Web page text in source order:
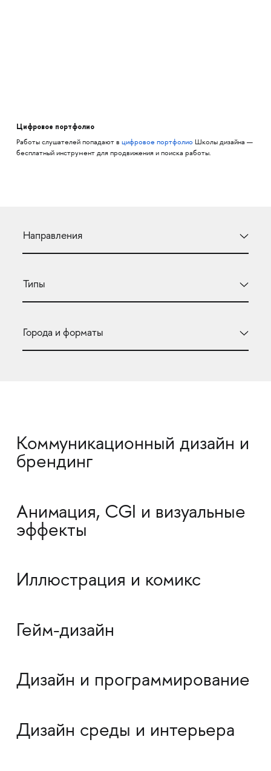
Цифровое портфолио
Работы слушателей попадают в цифровое портфолио Школы дизайна —
бесплатный инструмент для продвижения и поиска работы.
Коммуникационный дизайн и
брендинг
Анимация, CGI и визуальные
эффекты
Иллюстрация и комикс
Гейм-дизайн
Дизайн и программирование
Дизайн среды и интерьера